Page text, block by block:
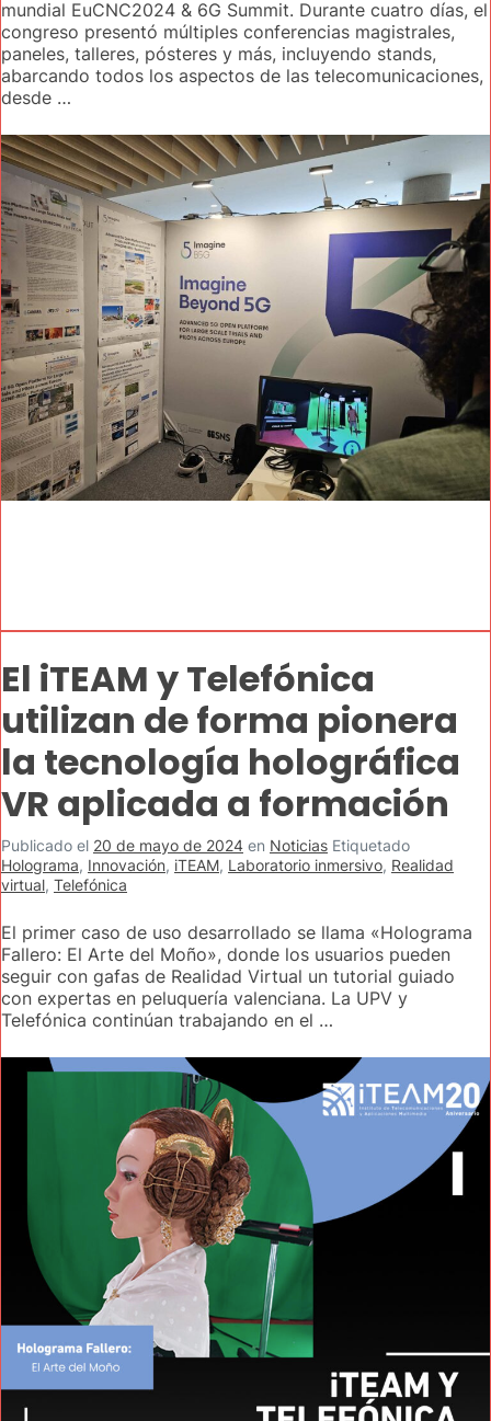
mundial EuCNC2024 & 6G Summit. Durante cuatro días, el
congreso presentó múltiples conferencias magistrales,
paneles, talleres, pósteres y más, incluyendo stands,
abarcando todos los aspectos de las telecomunicaciones,
desde …
El iTEAM y Telefónica
utilizan de forma pionera
la tecnología holográfica
VR aplicada a formación
Publicado el 20 de mayo de 2024 en Noticias Etiquetado
Holograma, Innovación, iTEAM, Laboratorio inmersivo, Realidad
virtual, Telefónica
El primer caso de uso desarrollado se llama «Holograma
Fallero: El Arte del Moño», donde los usuarios pueden
seguir con gafas de Realidad Virtual un tutorial guiado
con expertas en peluquería valenciana. La UPV y
Telefónica continúan trabajando en el …